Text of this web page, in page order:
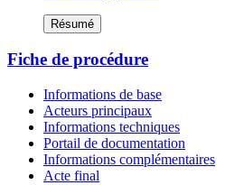
Résumé
Fiche de procédure
Informations de base
Acteurs principaux
Informations techniques
Portail de documentation
Informations complémentaires
Acte final